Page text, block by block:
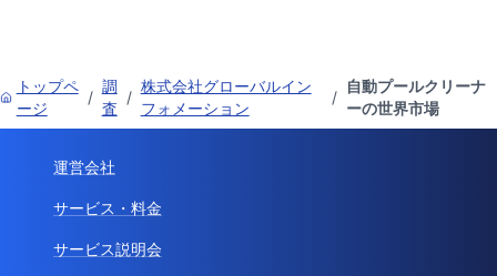
トップペ
ージ
/
調
査
/
株式会社グローバルイン
フォメーション
/
自動プールクリーナ
ーの世界市場
運営会社
サービス・料金
サービス説明会